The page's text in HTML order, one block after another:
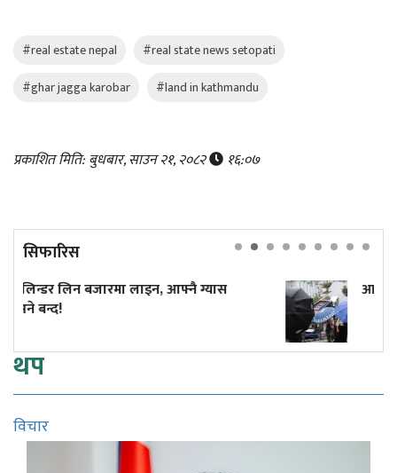
#real estate nepal
#real state news setopati
#ghar jagga karobar
#land in kathmandu
प्रकाशित मिति: बुधबार, साउन २१, २०८२ १६:०७
सिफारिस
आज केही स्थानमा भारी वर्षाको सम्भावना
थप
विचार